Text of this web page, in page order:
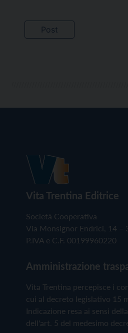
Vita Trentina Editrice
Società Cooperativa
Via Monsignor Endrici, 14 –
P.IVA e C.F. 00199960220
Amministrazione
Vita Trentina percepisce i
cui al decreto legislativo 15
Indicazione resa ai sensi
dell'art. 5 del medesimo